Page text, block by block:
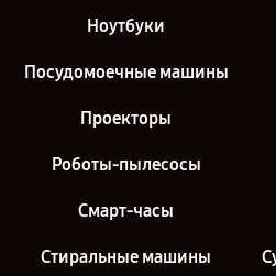
Ноутбуки
Посудомоечные машины
Проекторы
Роботы-пылесосы
Смарт-часы
Стиральные машины